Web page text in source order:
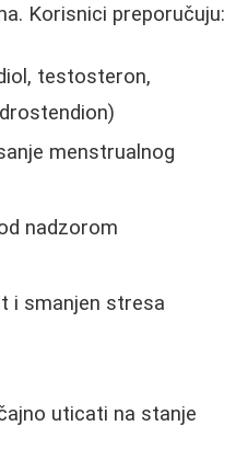
Korisnici preporučuju:
testosteron,
menstrualnog
nadzorom
i smanjen stresa
uticati na stanje